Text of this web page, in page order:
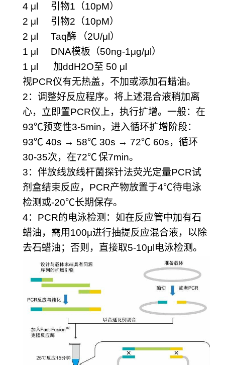
4 μl 引物1 （10pM）
2 μl 引物2 （10pM）
2 μl Taq酶 （2U/μl ）
1 μl DNA模板（50ng-1μg/μl ）
1 μl 加ddH2O至 50 μl
视PCR仪有无热盖，不加或添加石蜡油。
2：调整好反应程序。将上述混合液稍加离
心，立即置PCR仪上，执行扩增。一般：在
93℃预变性3-5min，进入循环扩增阶段：
93℃ 40s → 58℃ 30s → 72℃ 60s，循环
30-35次，在72℃保7min。
3：伴放线放线杆菌探针法荧光定量PCR试
剂盒结束反应， PCR产物放置于4℃待电泳
检测或-20℃长期保存。
4： PCR的电泳检测：如在反应管中加有石
蜡油，需用100μ进行抽提反应混合液，以除
去石蜡油；否则，直接取5-10μl 电泳检测。